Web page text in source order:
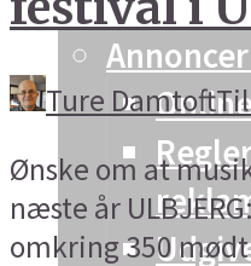
Ture Damtoft
Ønske om at
næste år
omkring 350